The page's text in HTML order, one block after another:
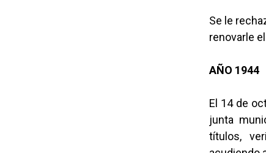
Se le
renovarle
AÑO 1944
El 14 de
junta
títulos,